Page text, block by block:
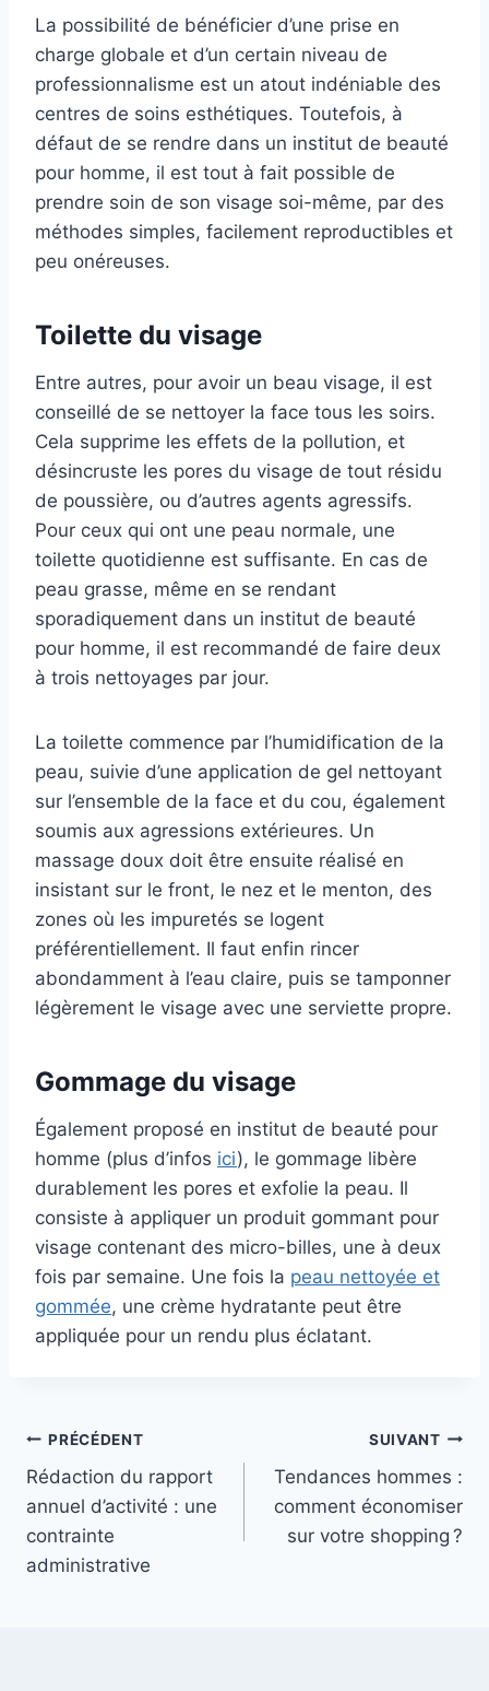
La possibilité de bénéficier d’une prise en
charge globale et d’un certain niveau de
professionnalisme est un atout indéniable des
centres de soins esthétiques. Toutefois, à
défaut de se rendre dans un institut de beauté
pour homme, il est tout à fait possible de
prendre soin de son visage soi-même, par des
méthodes simples, facilement reproductibles et
peu onéreuses.
Toilette du visage
Entre autres, pour avoir un beau visage, il est
conseillé de se nettoyer la face tous les soirs.
Cela supprime les effets de la pollution, et
désincruste les pores du visage de tout résidu
de poussière, ou d’autres agents agressifs.
Pour ceux qui ont une peau normale, une
toilette quotidienne est suffisante. En cas de
peau grasse, même en se rendant
sporadiquement dans un institut de beauté
pour homme, il est recommandé de faire deux
à trois nettoyages par jour.
La toilette commence par l’humidification de la
peau, suivie d’une application de gel nettoyant
sur l’ensemble de la face et du cou, également
soumis aux agressions extérieures. Un
massage doux doit être ensuite réalisé en
insistant sur le front, le nez et le menton, des
zones où les impuretés se logent
préférentiellement. Il faut enfin rincer
abondamment à l’eau claire, puis se tamponner
légèrement le visage avec une serviette propre.
Gommage du visage
Également proposé en institut de beauté pour
homme (plus d’infos ici), le gommage libère
durablement les pores et exfolie la peau. Il
consiste à appliquer un produit gommant pour
visage contenant des micro-billes, une à deux
fois par semaine. Une fois la peau nettoyée et
gommée, une crème hydratante peut être
appliquée pour un rendu plus éclatant.
Navigation
de
l’article
PRÉCÉDENT
Rédaction du rapport
annuel d’activité : une
contrainte
administrative
SUIVANT
Tendances hommes :
comment économiser
sur votre shopping ?